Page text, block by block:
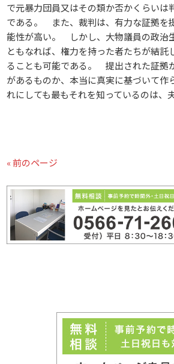
で元暴力団員又はその類か否かくらいは
である。 また、裁判は、有力な証拠を
能性が高い。 しかし、大物議員の政治
ともなれば、権力を持った者たちが結託
ることも可能である。 提出された証拠
があるものか、本当に真実に基づいて作
れにしても最もそれを知っているのは、
« 前のページ